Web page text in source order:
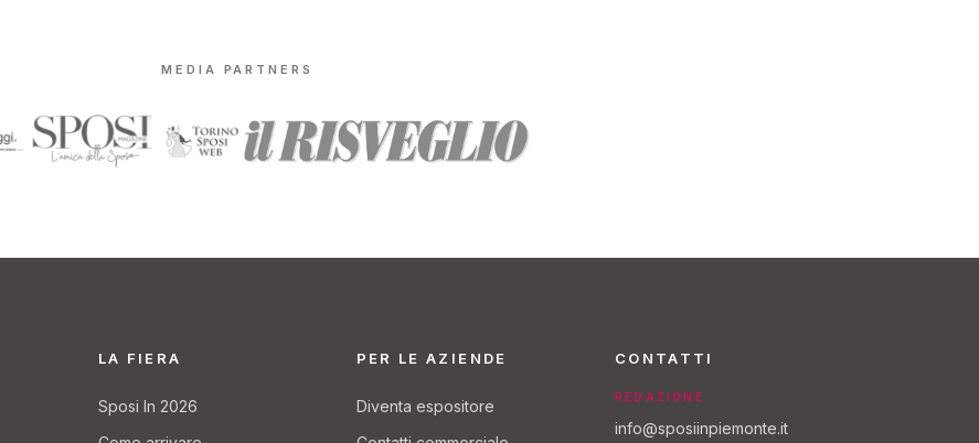
MEDIA PARTNERS
LA FIERA
Sposi In 2026
PER LE AZIENDE
Diventa espositore
CONTATTI
REDAZIONE
info@sposiinpiemonte.it